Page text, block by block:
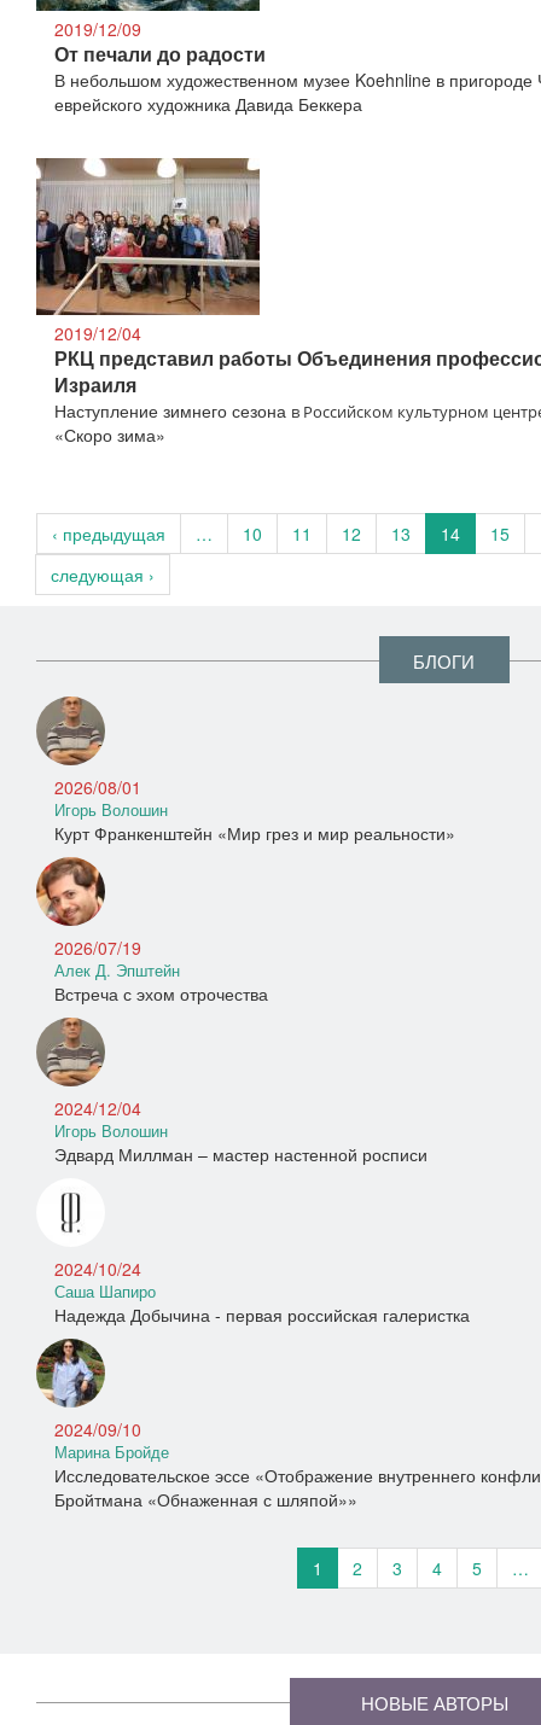
2019/12/09
От печали до радости
В небольшом художественном музее Koehnline в пригороде
еврейского художника Давида Беккера
2019/12/04
РКЦ представил работы Объединения
Израиля
Наступление зимнего сезона в Российском культурном
«Скоро зима»
‹ предыдущая … 10 11 12 13 14 15
следующая ›
БЛОГИ
2026/08/01
Игорь Волошин
Курт Франкенштейн «Мир грез и мир реальности»
2026/07/19
Алек Д. Эпштейн
Встреча с эхом отрочества
2024/12/04
Игорь Волошин
Эдвард Миллман – мастер настенной росписи
2024/10/24
Саша Шапиро
Надежда Добычина - первая российская галеристка
2024/09/10
Марина Бройде
Исследовательское эссе «Отображение внутреннего
Бройтмана «Обнаженная с шляпой»»
1 2 3 4 5 …
НОВЫЕ АВТОРЫ